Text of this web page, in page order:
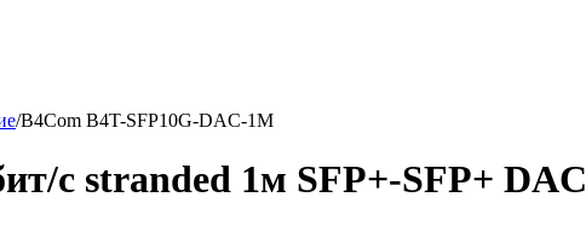
/B4Com B4T-SFP10G-DAC-1M
с stranded 1м SFP+-SFP+ DAC